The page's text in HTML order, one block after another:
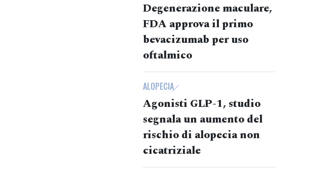
Degenerazione maculare,
FDA approva il primo
bevacizumab per uso
oftalmico
ALOPECIA
Agonisti GLP-1, studio
segnala un aumento del
rischio di alopecia non
cicatriziale